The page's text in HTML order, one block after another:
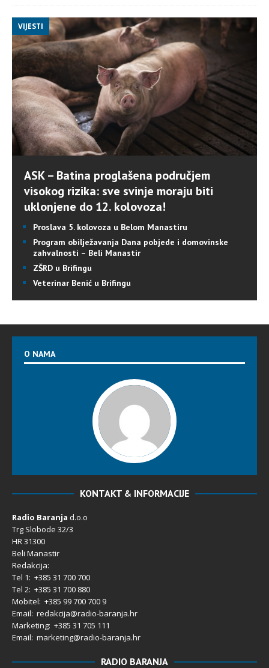
VIJESTI
ASK – Batina proglašena područjem
visokog rizika: sve svinje moraju biti
uklonjene do 12. kolovoza!
Proslava 5. kolovoza u Belom Manastiru
Program obilježavanja Dana pobjede i domovinske
zahvalnosti – Beli Manastir
ZŠRD u Brifingu
Veterinar Benić u Brifingu
O NAMA
KONTAKT & INFORMACIJE
Radio Baranja d.o.o
Trg Slobode 32/3
HR 31300
Beli Manastir
Redakcija:
Tel 1: +385 31 700 700
Tel 2: +385 31 700 880
Mobitel: +385 99 700 700 9
Email: redakcija@radio-baranja.hr
Marketing: +385 31 705 111
Email: marketing@radio-baranja.hr
RADIO BARANJA